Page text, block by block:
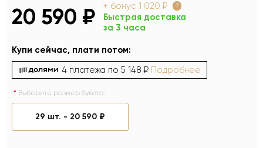
20 590 ₽ + бонус 1 020 ₽ ?
Быстрая доставка
за 3 часа
Купи сейчас, плати потом:
4 платежа по 5 148 ₽ Подробнее
Выберите размер букета:
29 шт. - 20 590 ₽